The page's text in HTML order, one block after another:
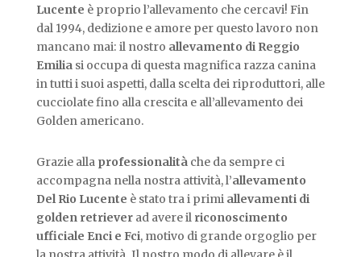
Lucente è proprio l’allevamento che cercavi! Fin
dal 1994, dedizione e amore per questo lavoro non
mancano mai: il nostro allevamento di Reggio
Emiliasi occupa di questa magnifica razza canina
in tutti i suoi aspetti, dalla scelta dei riproduttori, alle
cucciolate fino alla crescita e all’allevamento dei
Golden americano.
Grazie allaprofessionalitàche da sempre ci
accompagna nella nostra attività, l’allevamento
Del Rio Lucente è stato tra i primi allevamenti di
golden retrieverad avere il riconoscimento
ufficiale Enci e Fci, motivo di grande orgoglio per